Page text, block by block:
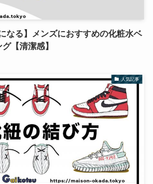
なる】メンズにおすすめの化粧水ベ
【清潔感】
人気記事